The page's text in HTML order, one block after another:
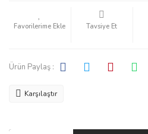
Tavsiye Et
Ürün Paylaş :
Karşılaştır